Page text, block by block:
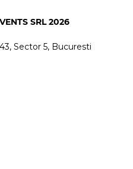
SRL 2026
Sector 5, Bucuresti